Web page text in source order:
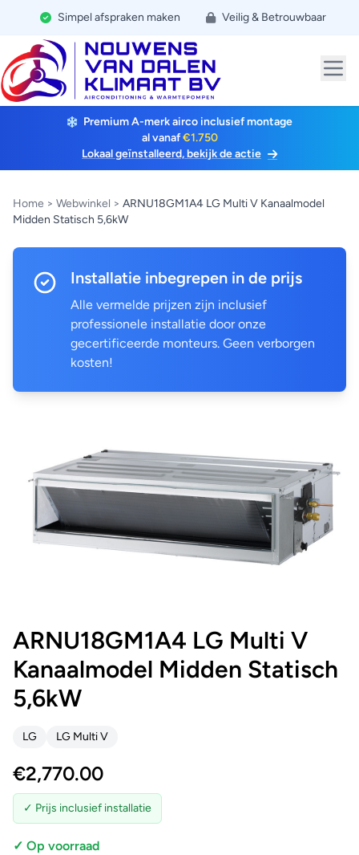
Simpel afspraken maken Veilig & Betrouwbaar
Premium A-merk airco inclusief montage
al vanaf€1.750
Lokaal geïnstalleerd, bekijk de actie
Home > Webwinkel > ARNU18GM1A4 LG Multi V Kanaalmodel
Midden Statisch 5,6kW
Installatie inbegrepen in de prijs
Alle vermelde prijzen zijn inclusief
professionele installatie door onze
gecertificeerde monteurs. Geen verborgen
kosten!
ARNU18GM1A4 LG Multi V
Kanaalmodel Midden Statisch
5,6kW
LG LG Multi V
€2,770.00
✓ Prijs inclusief installatie
✓ Op voorraad